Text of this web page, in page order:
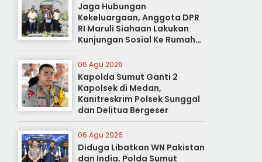
Jaga Hubungan
Kekeluargaan, Anggota DPR
RI Maruli Siahaan Lakukan
Kunjungan Sosial Ke Rumah
Duka
06 Agu 2026
Kapolda Sumut Ganti 2
Kapolsek di Medan,
Kanitreskrim Polsek Sunggal
dan Delitua Bergeser
06 Agu 2026
Diduga Libatkan WN Pakistan
dan India, Polda Sumut